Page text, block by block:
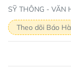
SỸ THÔNG - VĂN
Theo dõi Báo